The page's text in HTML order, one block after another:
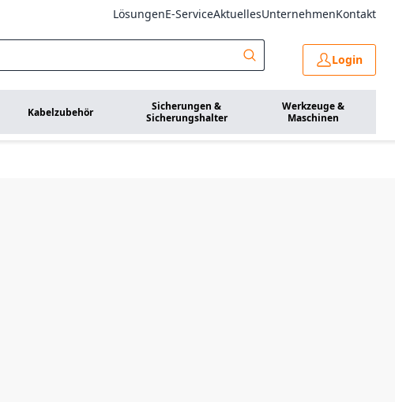
LösungenE-ServiceAktuellesUnternehmenKontakt
Login
Kabelzubehör
Sicherungen &
Sicherungshalter
Werkzeuge &
Maschinen